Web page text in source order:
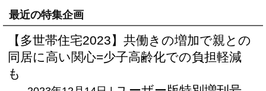
最近の特集企画
【多世帯住宅2023】共働きの増加で親との
同居に高い関心=少子高齢化での負担軽減
も